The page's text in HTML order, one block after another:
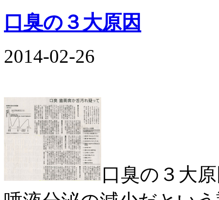
口臭の３大原因
2014-02-26
口臭の３大